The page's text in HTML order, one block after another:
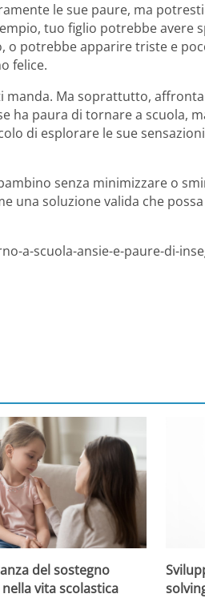
le sue paure, ma
tuo figlio potrebbe avere
o potrebbe apparire triste e
felice.
manda. Ma soprattutto,
ha paura di tornare a scuola,
di esplorare le sue
senza minimizzare o
una soluzione valida che
a-scuola-ansie-e-paure-di-
del sostegno
vita scolastica